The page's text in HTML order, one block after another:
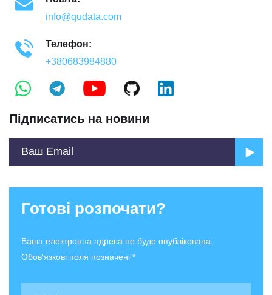
info@qudata.com
Телефон:
+380683984880
Підписатись на новини
Готові розпочати?
Ваша електронна адреса не буде опублікована.
Обов'язкові поля позначені *